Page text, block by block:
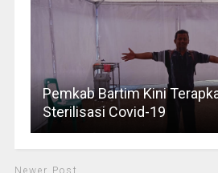
Pemkab Bartim Kini
Sterilisasi Covid-19